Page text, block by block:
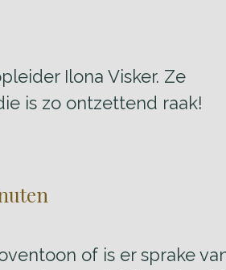
Ilona Visker. Ze
is zo ontzettend raak!
of is er sprake